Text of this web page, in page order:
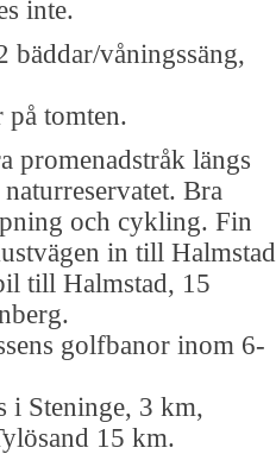
inte.
bäddar/våningssäng,
tomten.
promenadstråk längs
Bra
och cykling. Fin
in till
till Halmstad, 15
golfbanor inom 6-
i Steninge, 3 km,
15 km.